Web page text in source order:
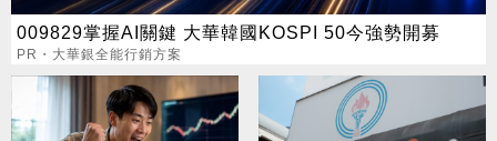
009829掌握AI關鍵 大華韓國KOSPI 50今強勢開募
PR・大華銀全能行銷方案